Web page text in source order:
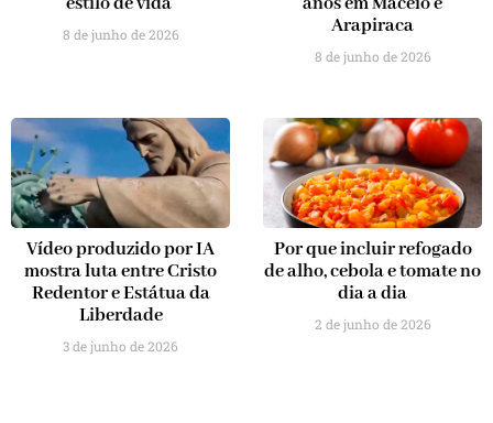
8 de junho de 2026
Arapiraca
8 de junho de 2026
Vídeo produzido por IA
mostra luta entre Cristo
Redentor e Estátua da
Liberdade
3 de junho de 2026
Por que incluir refogado
de alho, cebola e tomate no
dia a dia
2 de junho de 2026